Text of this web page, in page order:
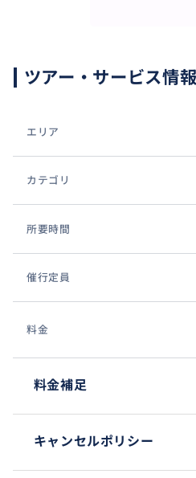
写真も撮って、話して、笑っ
れますよ。
撮り終えた写真は原本高画質
💎 POINT 4. "写真も、会話も
この商品は単なる観光ではあ
一日の「ロマンス」、そして
ガイドは旅行会社の職員では
彼らは写真撮影にも長けてい
どんなポーズがきれいなのか
ツアー・サービス情報
エリア
カテゴリ
所要時間
催行定員
料金
料金補足
キャンセルポリシー